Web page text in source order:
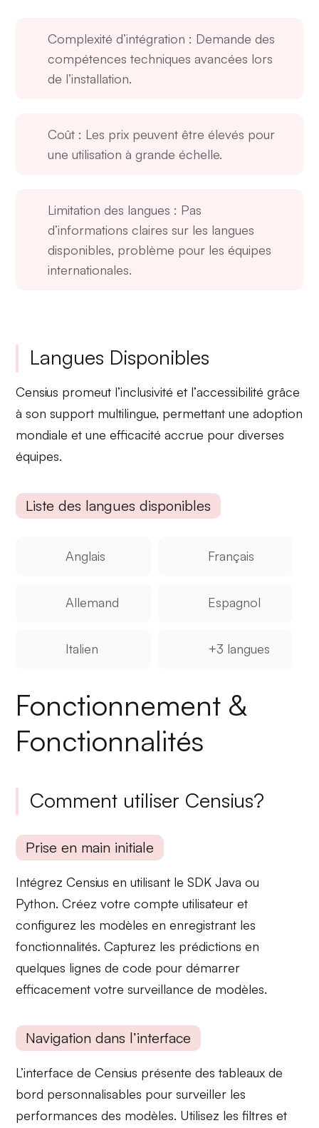
Complexité d’intégration : Demande des
compétences techniques avancées lors
de l’installation.
Coût : Les prix peuvent être élevés pour
une utilisation à grande échelle.
Limitation des langues : Pas
d’informations claires sur les langues
disponibles, problème pour les équipes
internationales.
Langues Disponibles
Censius promeut l’inclusivité et l’accessibilité grâce
à son support multilingue, permettant une adoption
mondiale et une efficacité accrue pour diverses
équipes.
Liste des langues disponibles
Anglais Français
Allemand Espagnol
Italien +3 langues
Fonctionnement &
Fonctionnalités
Comment utiliser Censius?
Prise en main initiale
Intégrez Censius en utilisant leSDK Java ou
Python. Créez votrecompte utilisateur et
configurez les modèles en enregistrant les
fonctionnalités. Capturez les prédictions en
quelques lignes de code pour démarrer
efficacement votre surveillance de modèles.
Navigation dans l’interface
L’interface de Censius présente destableaux de
bord personnalisables pour surveiller les
performances des modèles. Utilisez lesfiltres et